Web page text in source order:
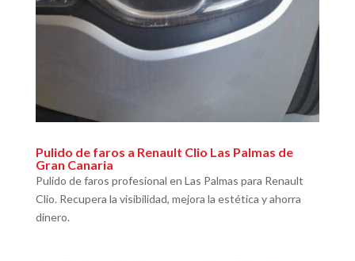
Pulido de faros a Renault Clio Las Palmas de
Gran Canaria
Pulido de faros profesional en Las Palmas para Renault
Clio. Recupera la visibilidad, mejora la estética y ahorra
dinero.